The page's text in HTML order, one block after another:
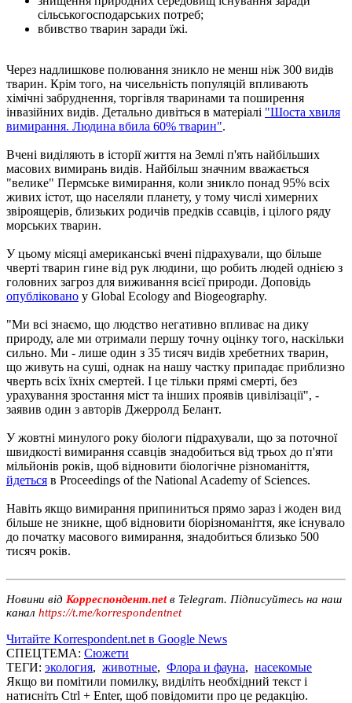
сільськогосподарських потреб;
вбивство тварин заради їжі.
Через надлишкове полювання зникло не менш ніж 300 видів
тварин. Крім того, на чисельність популяцій впливають
хімічні забруднення, торгівля тваринами та поширення
інвазійних видів. Детально дивіться в матеріалі "Шоста хвиля
вимирання. Людина вбила 60% тварин".
Вчені виділяють в історії життя на Землі п'ять найбільших
масових вимирань видів. Найбільш значним вважається
"велике" Пермське вимирання, коли зникло понад 95% всіх
живих істот, що населяли планету, у тому числі химерних
звіроящерів, близьких родичів предків ссавців, і цілого ряду
морських тварин.
У цьому місяці американські вчені підрахували, що більше
чверті тварин гине від рук людини, що робить людей однією з
головних загроз для виживання всієї природи. Доповідь
опубліковано у Global Ecology and Biogeography.
"Ми всі знаємо, що людство негативно впливає на дику
природу, але ми отримали першу точну оцінку того, наскільки
сильно. Ми - лише один з 35 тисяч видів хребетних тварин,
що живуть на суші, однак на нашу частку припадає приблизно
чверть всіх їхніх смертей. І це тільки прямі смерті, без
урахування зростання міст та інших проявів цивілізації", -
заявив один з авторів Джерролд Белант.
У жовтні минулого року біологи підрахували, що за поточної
швидкості вимирання ссавців знадобиться від трьох до п'яти
мільйонів років, щоб відновити біологічне різноманіття,
йдеться в Proceedings of the National Academy of Sciences.
Навіть якщо вимирання припиниться прямо зараз і жоден вид
більше не зникне, щоб відновити біорізноманіття, яке існувало
до початку масового вимирання, знадобиться близько 500
тисяч років.
Новини від Корреспондент.netв Telegram. Підписуйтесь на наш
канал https://t.me/korrespondentnet
Читайте Korrespondent.net в Google News
СПЕЦТЕМА: Сюжети
ТЕГИ: экология, животные, Флора и фауна, насекомые
Якщо ви помітили помилку, виділіть необхідний текст і
натисніть Ctrl + Enter, щоб повідомити про це редакцію.